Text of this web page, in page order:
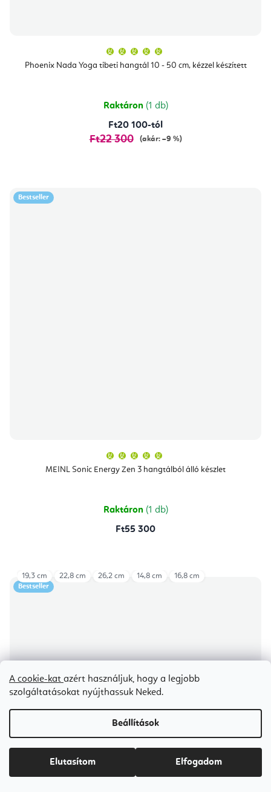
A cookie-kat azért használjuk, hogy a legjobb
szolgáltatásokat nyújthassuk Neked.
Beállítások
Elutasítom Elfogadom
Phoenix Nada Yoga tibeti hangtál 10 - 50 cm, kézzel készített
átlagos
értékelése
csillag.
Raktáron (1 db)
Ft20 100-tól
Ft22 300 (akár: –9 %)
Bestseller
MEINL Sonic Energy Zen 3 hangtálból álló készlet
átlagos
értékelése
csillag.
Raktáron (1 db)
Ft55 300
Bestseller
19,3 cm 22,8 cm 26,2 cm 14,8 cm 16,8 cm